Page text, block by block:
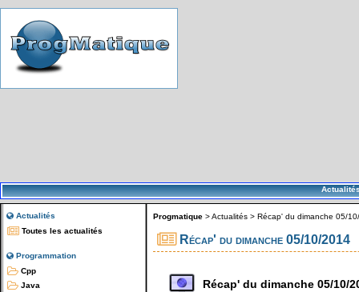
Actualités
Toutes les actualités
Programmation
Cpp
Java
Progmatique >Actualités > Récap' du dimanche 05/
Récap' du dimanche 05/10/2014
Récap' du dimanche 05/10/